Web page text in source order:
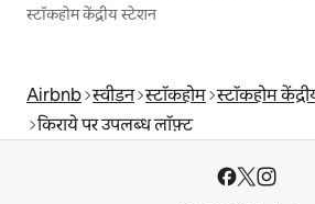
स्टॉकहोम केंद्रीय स्टेशन
Airbnb स्वीडन स्टॉकहोम स्टॉकहोम
किराये पर उपलब्ध लॉफ़्ट